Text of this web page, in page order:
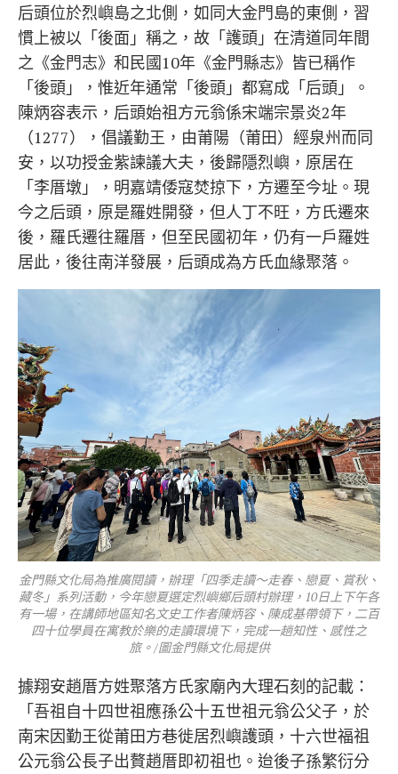
后頭位於烈嶼島之北側，如同大金門島的東側，習
慣上被以「後面」稱之，故「護頭」在清道同年間
之《金門志》和民國10年《金門縣志》皆已稱作
「後頭」，惟近年通常「後頭」都寫成「后頭」。
陳炳容表示，后頭始祖方元翁係宋端宗景炎2年
（1277），倡議勤王，由莆陽（莆田）經泉州而同
安，以功授金紫諫議大夫，後歸隱烈嶼，原居在
「李厝墩」，明嘉靖倭寇焚掠下，方遷至今址。現
今之后頭，原是羅姓開發，但人丁不旺，方氏遷來
後，羅氏遷往羅厝，但至民國初年，仍有一戶羅姓
居此，後往南洋發展，后頭成為方氏血緣聚落。
金門縣文化局為推廣閱讀，辦理「四季走讀～走春、戀夏、賞秋、
藏冬」系列活動，今年戀夏選定烈嶼鄉后頭村辦理，10日上下午各
有一場，在講師地區知名文史工作者陳炳容、陳成基帶領下，二百
四十位學員在寓教於樂的走讀環境下，完成一趟知性、感性之
旅。/圖金門縣文化局提供
據翔安趙厝方姓聚落方氏家廟內大理石刻的記載：
「吾祖自十四世祖應孫公十五世祖元翁公父子，於
南宋因勤王從莆田方巷徙居烈嶼護頭，十六世福祖
公元翁公長子出贅趙厝即初祖也。迨後子孫繁衍分